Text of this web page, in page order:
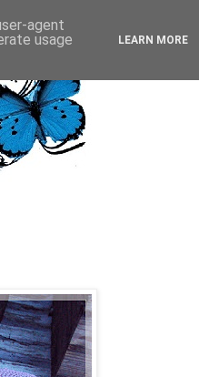
agent
usage
LEARN MORE